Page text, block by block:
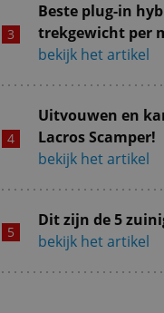
Beste plug-in
trekgewicht per
bekijk het artikel
Uitvouwen en
Lacros Scamper!
bekijk het artikel
Dit zijn de 5
bekijk het artikel